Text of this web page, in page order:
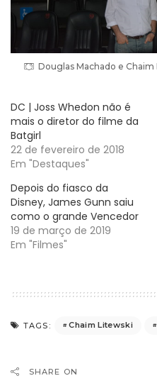
Douglas Machado e
DC | Joss Whedon não é
mais o diretor do filme da
Batgirl
22 de fevereiro de 2018
Em "Destaques"
Depois do fiasco da
Disney, James Gunn saiu
como o grande Vencedor
19 de março de 2019
Em "Filmes"
TAGS: Chaim Litewski
SHARE ON